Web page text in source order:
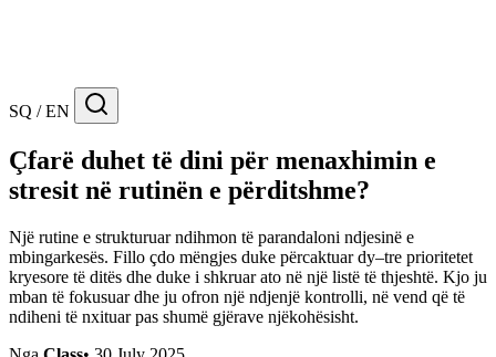
SQ / EN
Çfarë duhet të dini për menaxhimin e
stresit në rutinën e përditshme?
Një rutine e strukturuar ndihmon të parandaloni ndjesinë e
mbingarkesës. Fillo çdo mëngjes duke përcaktuar dy–tre prioritetet
kryesore të ditës dhe duke i shkruar ato në një listë të thjeshtë. Kjo ju
mban të fokusuar dhe ju ofron një ndjenjë kontrolli, në vend që të
ndiheni të nxituar pas shumë gjërave njëkohësisht.